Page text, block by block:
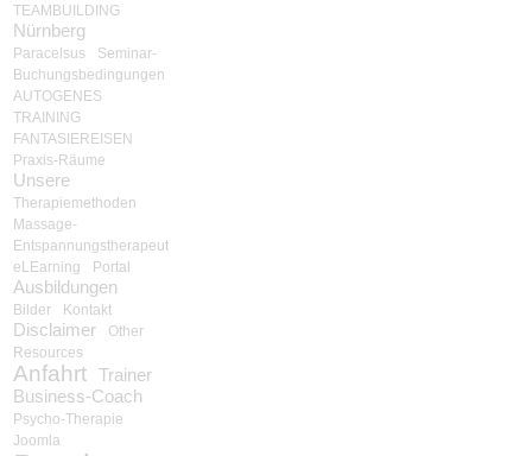
TEAMBUILDING
Nürnberg
Paracelsus
Seminar-
Buchungsbedingungen
AUTOGENES
TRAINING
FANTASIEREISEN
Praxis-Räume
Unsere
Therapiemethoden
Massage-
Entspannungstherapeut
eLEarning
Portal
Ausbildungen
Bilder Kontakt
Disclaimer
Other
Resources
Anfahrt Trainer
Business-Coach
Psycho-Therapie
Joomla